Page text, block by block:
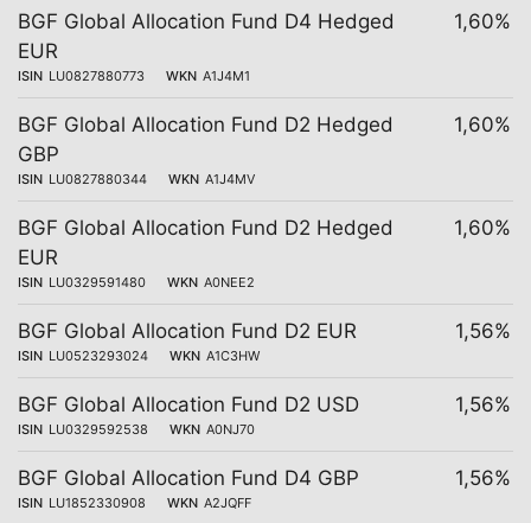
BGF Global Allocation Fund D4 Hedged
EUR
ISIN LU0827880773 WKN A1J4M1
1,60%
BGF Global Allocation Fund D2 Hedged
GBP
ISIN LU0827880344 WKN A1J4MV
1,60%
BGF Global Allocation Fund D2 Hedged
EUR
ISIN LU0329591480 WKN A0NEE2
1,60%
BGF Global Allocation Fund D2 EUR
ISIN LU0523293024 WKN A1C3HW
1,56%
BGF Global Allocation Fund D2 USD
ISIN LU0329592538 WKN A0NJ70
1,56%
BGF Global Allocation Fund D4 GBP
ISIN LU1852330908 WKN A2JQFF
1,56%